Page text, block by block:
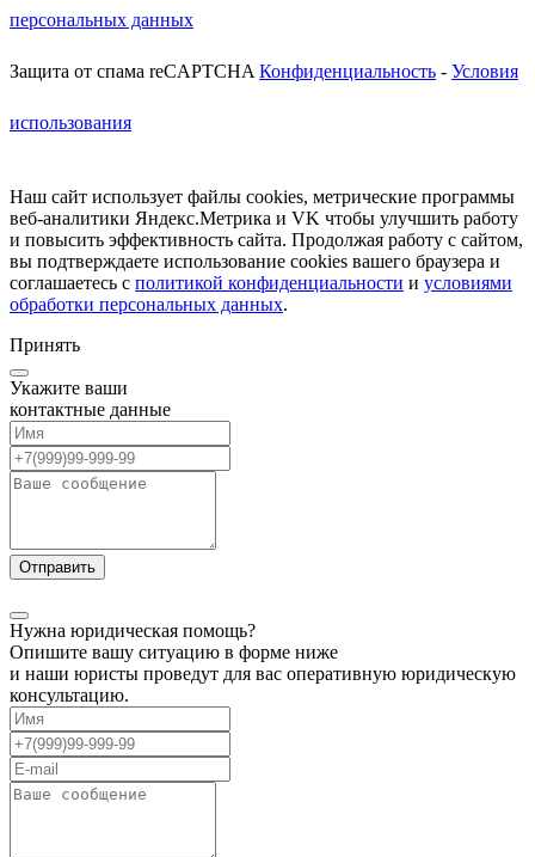
персональных данных
Защита от спама reCAPTCHA Конфиденциальность - Условия
использования
Наш сайт использует файлы cookies, метрические программы
веб-аналитики Яндекс.Метрика и VK чтобы улучшить работу
и повысить эффективность сайта. Продолжая работу с сайтом,
вы подтверждаете использование cookies вашего браузера и
соглашаетесь c политикой конфиденциальности и условиями
обработки персональных данных.
Принять
Укажите ваши
контактные данные
Нужна юридическая помощь?
Опишите вашу ситуацию в форме ниже
и наши юристы проведут для вас оперативную юридическую
консультацию.